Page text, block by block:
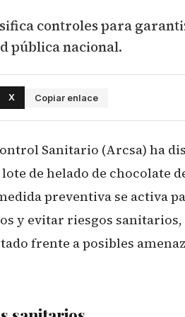
controles para
pública nacional.
X Copiar enlace
Sanitario (Arcsa) ha
de helado de chocolate
preventiva se activa
y evitar riesgos
frente a posibles